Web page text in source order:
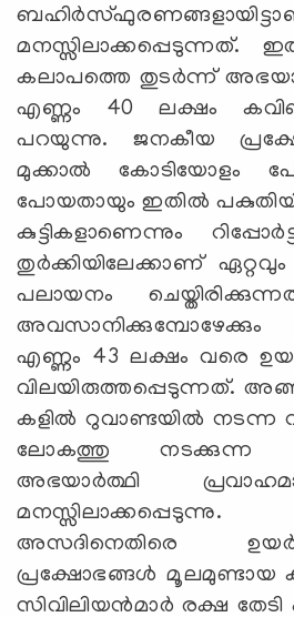
മനസ്സിലാക്കപ്പെടുന്നത്.
കലാപത്തെ തുടര്‍ന്ന്
എണ്ണം 40 ലക്ഷം
പറയുന്നു. ജനകീയ
മുക്കാല്‍ കോടിയോളം
പോയതായും ഇതില്‍
കുട്ടികളാണെന്നും
തുര്‍ക്കിയിലേക്കാണ്
പലായനം
അവസാനിക്കുമ്പോഴേക്കും
എണ്ണം 43 ലക്ഷം വരെ
വിലയിരുത്തപ്പെടുന്നത്.
കളില്‍ റുവാണ്ടയില്‍ നടന്ന
ലോകത്തു നടക്കുന്ന
അഭയാര്‍ത്ഥി
അസദിനെതിരെ
പ്രക്ഷോഭങ്ങള്‍ മൂലമുണ്ടായ
സിവിലിയന്‍മാര്‍ രക്ഷ തേടി